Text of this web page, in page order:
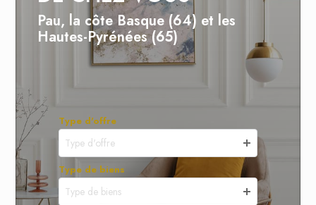
Pau, la côte Basque (64) et les
Hautes-Pyrénées (65)
Type d'offre
Type d'offre
Type de biens
Type de biens